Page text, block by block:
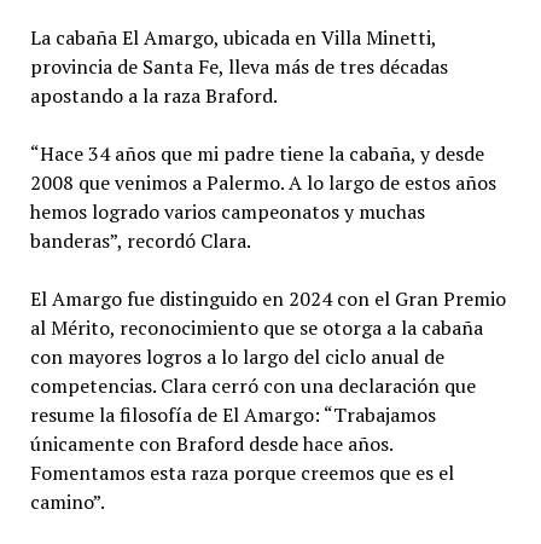
La cabaña El Amargo, ubicada en Villa Minetti,
provincia de Santa Fe, lleva más de tres décadas
apostando a la raza Braford.
“Hace 34 años que mi padre tiene la cabaña, y desde
2008 que venimos a Palermo. A lo largo de estos años
hemos logrado varios campeonatos y muchas
banderas”, recordó Clara.
El Amargo fue distinguido en 2024 con el Gran Premio
al Mérito, reconocimiento que se otorga a la cabaña
con mayores logros a lo largo del ciclo anual de
competencias. Clara cerró con una declaración que
resume la filosofía de El Amargo: “Trabajamos
únicamente con Braford desde hace años.
Fomentamos esta raza porque creemos que es el
camino”.